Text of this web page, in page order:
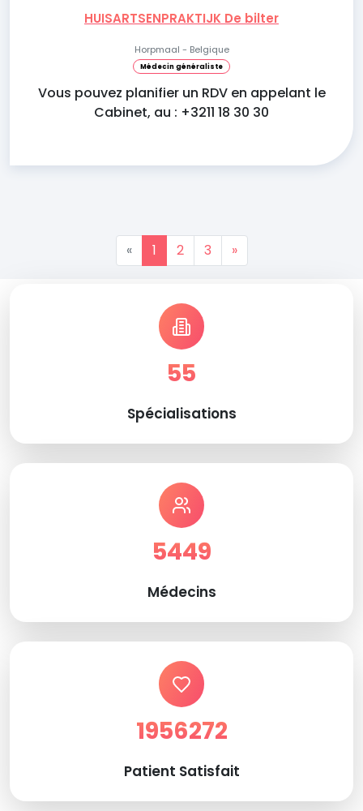
HUISARTSENPRAKTIJK De bilter
Horpmaal - Belgique
Médecin généraliste
Vous pouvez planifier un RDV en appelant le
Cabinet, au : +3211 18 30 30
« 1 2 3 »
55
Spécialisations
5449
Médecins
1956272
Patient Satisfait